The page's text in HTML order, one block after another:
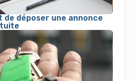
de déposer une annonce